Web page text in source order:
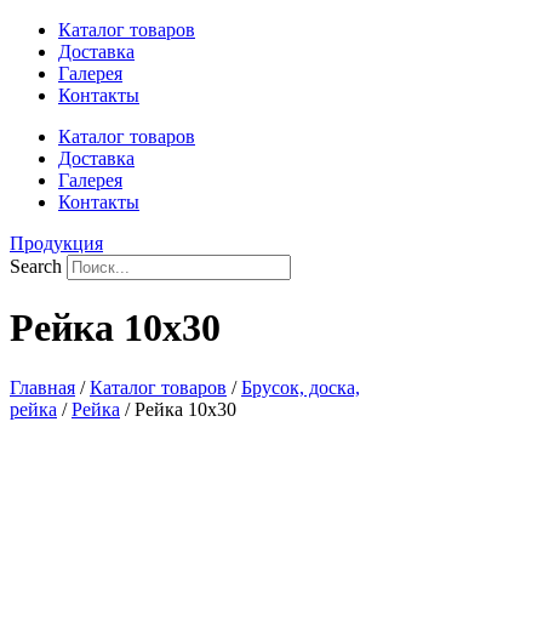
Каталог товаров
Доставка
Галерея
Контакты
Каталог товаров
Доставка
Галерея
Контакты
Продукция
Search
Рейка 10х30
Главная /Каталог товаров /Брусок, доска,
рейка /Рейка / Рейка 10х30